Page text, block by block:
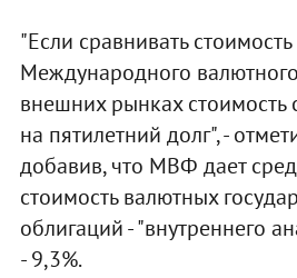
"Если сравнивать
Международного
внешних рынках стоимость
на пятилетний долг", -
добавив, что МВФ дает
стоимость валютных
облигаций - "внутреннего
- 9,3%.